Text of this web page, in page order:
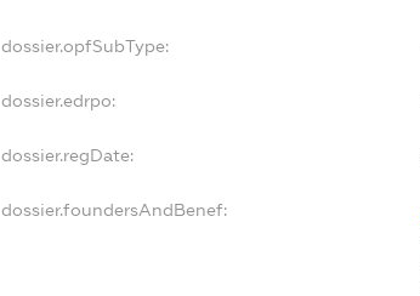
dossier.opfSubType:
dossier.edrpo:
dossier.regDate:
dossier.foundersAndBenef: